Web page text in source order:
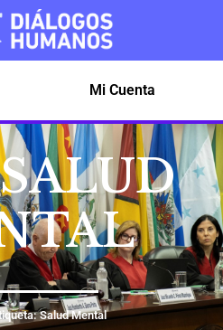
Mi Cuenta
Salud Mental